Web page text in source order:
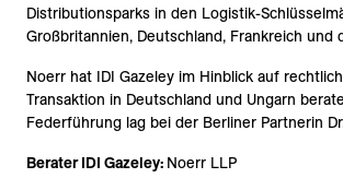
Distributionsparks in den Logistik-
Großbritannien, Deutschland, Frankreich und
Noerr hat IDI Gazeley im Hinblick auf
Transaktion in Deutschland und Ungarn
Federführung lag bei der Berliner Partnerin
Berater IDI Gazeley: Noerr LLP